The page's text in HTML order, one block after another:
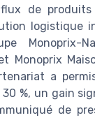
de produits
logistique
Monoprix-
Monoprix
a
%, un gain
de